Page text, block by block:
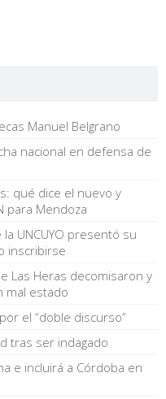
Manuel Belgrano
nacional en defensa de
qué dice el nuevo y
para Mendoza
UNCUYO presentó su
inscribirse
Las Heras decomisaron y
mal estado
el “doble discurso”
tras ser indagado
e incluirá a Córdoba en